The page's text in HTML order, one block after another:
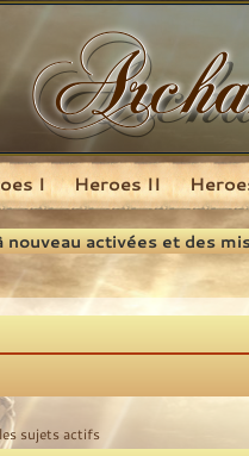
I Heroes II
nouveau activées et des
sujets actifs